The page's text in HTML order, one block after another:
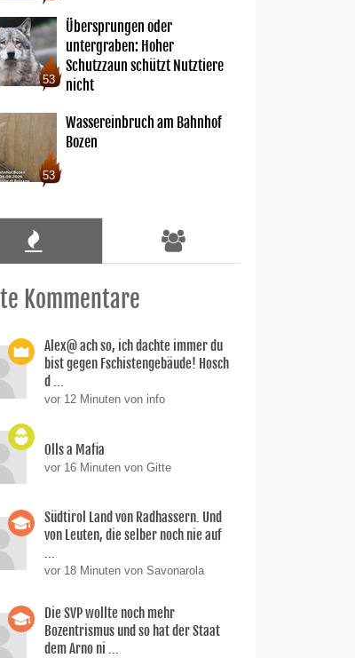
53
Übersprungen oder
untergraben: Hoher
Schutzzaun schützt Nutztiere
nicht
53
Wassereinbruch am Bahnhof
Bozen
Kommentare
Alex@ ach so, ich dachte immer du
bist gegen Fschistengebäude! Hosch
d ...
vor 12 Minuten von info
Olls a Mafia
vor 16 Minuten von Gitte
Südtirol Land von Radhassern. Und
von Leuten, die selber noch nie auf
...
vor 18 Minuten von Savonarola
Die SVP wollte noch mehr
Bozentrismus und so hat der Staat
dem Arno ni ...